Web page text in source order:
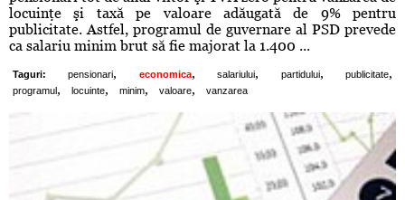
locuinţe şi taxă pe valoare adăugată de 9% pentru
publicitate. Astfel, programul de guvernare al PSD prevede
ca salariu minim brut să fie majorat la 1.400 ...
Taguri: pensionari, economica, salariului, partidului, publicitate,
programul , locuinte, minim, valoare, vanzarea